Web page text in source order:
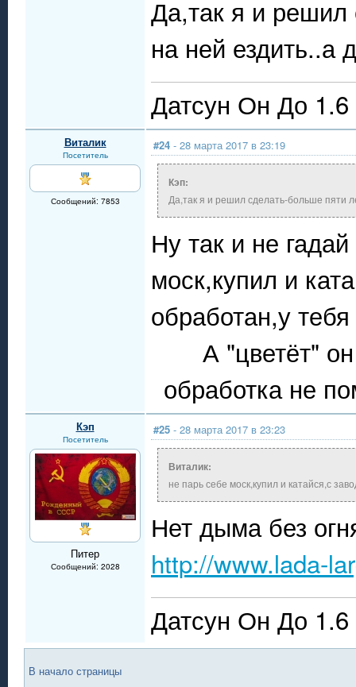
Да,так я и решил
на ней ездить..а
Датсун Он До 1.6
Виталик
Посетитель
Сообщений: 7853
#24 - 28 марта 2017 в 23:19
Кэп:
Да,так я и решил сделать-больше пяти
Ну так и не
моск,купил и
обработан,у
А "цветёт"
обработка не
Кэп
Посетитель
Питер
Сообщений: 2028
#25 - 28 марта 2017 в 23:23
Виталик:
не парь себе моск,купил и катайся,с
Нет дыма без
http://www.lada-
Датсун Он До 1.6
В начало страницы